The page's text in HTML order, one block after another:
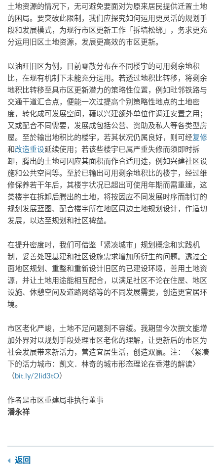
土地资源的情况下，无可避免要面对为原来居民提供迁置土地
的困局。要突破此限制，我们应探究如何运用更灵活的规划手
段和发展模式，为现行市区更新工作「拆墙松绑」，务求更充
分运用旧区土地资源，发展更高效的市区更新。
以油旺旧区为例，目前零散分布在不同楼宇的可用剩余地积
比，在现有机制下未能充分运用。若透过地积比转移，将剩余
地积比转移至具市区更新潜力的策略性位置，例如毗邻铁路与
交通干道汇合点，便能一次过提高个别策略性地点的土地密
度，转化成可发展空间，藉以兴建额外单位作调迁安置之用；
又或配合不同需要，发展成包括公营、资助及私人等各类型房
屋。至於输出地积比的楼宇，若其状况仍属良好，则可经复修
和改造重设延续使用；若该些楼宇已属严重失修而须即时拆
卸，腾出的土地可因应其面积而作合适用途，例如兴建社区设
施和公共空间等。至於已输出可用剩余地积比的楼宇，经过维
修保养若干年后，其楼宇状况已超出可使用年期而需重建，这
类楼宇在拆卸后腾出的土地，将按因应不同发展时序而制订的
规划发展蓝图、配合楼宇所在地区周边土地规划设计，作适切
发展，以达至规划和社区裨益。
在提升密度时，我们可借鉴「紧凑城市」规划概念和实践机
制，妥善处理基建和社区设施需求增加所衍生的问题。透过全
面地区规划、重整和重新设计旧区的已建设环境，善用土地资
源，并让土地用途能相互配合，以满足社区不论在住屋、地区
设施、休憩空间及道路网络等的不同发展需要，创造更宜居环
境。
市区老化严峻，土地不足问题刻不容缓。我期望今次撰文能增
加外界对以规划手段处理市区老化的理解，让更新后的市区为
社会发展带来新活力，营造宜居生活，创造双赢。注： 〈紧凑
下的活力城市：凯文．林奇的城市形态理论在香港的解读〉
（bit.ly/2Iid3tO）
作者是市区重建局非执行董事
​潘永祥
返回